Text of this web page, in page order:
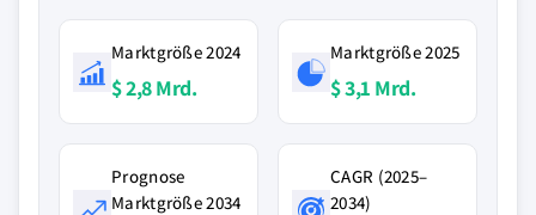
Marktgröße 2024
$ 2,8 Mrd.
Marktgröße 2025
$ 3,1 Mrd.
Prognose
Marktgröße 2034
CAGR (2025–
2034)